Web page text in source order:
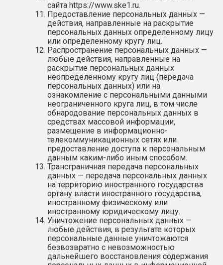
сайта https://www.ske1.ru.
Предоставление персональных данных —
действия, направленные на раскрытие
персональных данных определенному лицу
или определенному кругу лиц.
Распространение персональных данных —
любые действия, направленные на
раскрытие персональных данных
неопределенному кругу лиц (передача
персональных данных) или на
ознакомление с персональными данными
неограниченного круга лиц, в том числе
обнародование персональных данных в
средствах массовой информации,
размещение в информационно-
телекоммуникационных сетях или
предоставление доступа к персональным
данным каким-либо иным способом.
Трансграничная передача персональных
данных — передача персональных данных
на территорию иностранного государства
органу власти иностранного государства,
иностранному физическому или
иностранному юридическому лицу.
Уничтожение персональных данных —
любые действия, в результате которых
персональные данные уничтожаются
безвозвратно с невозможностью
дальнейшего восстановления содержания